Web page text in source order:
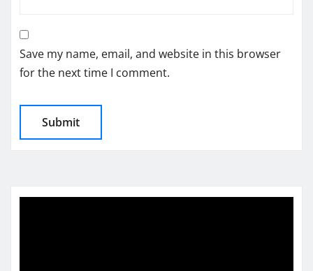
Save my name, email, and website in this browser
for the next time I comment.